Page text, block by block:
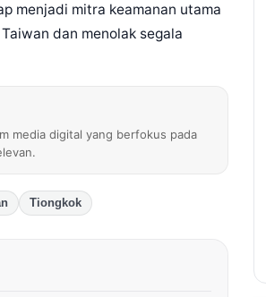
menjadi mitra keamanan utama
dan menolak segala
media digital yang berfokus pada
Tiongkok